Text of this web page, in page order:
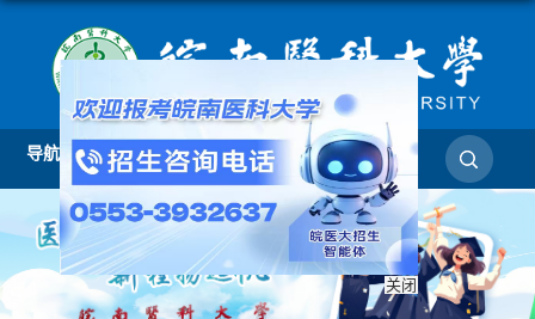
导航
关闭